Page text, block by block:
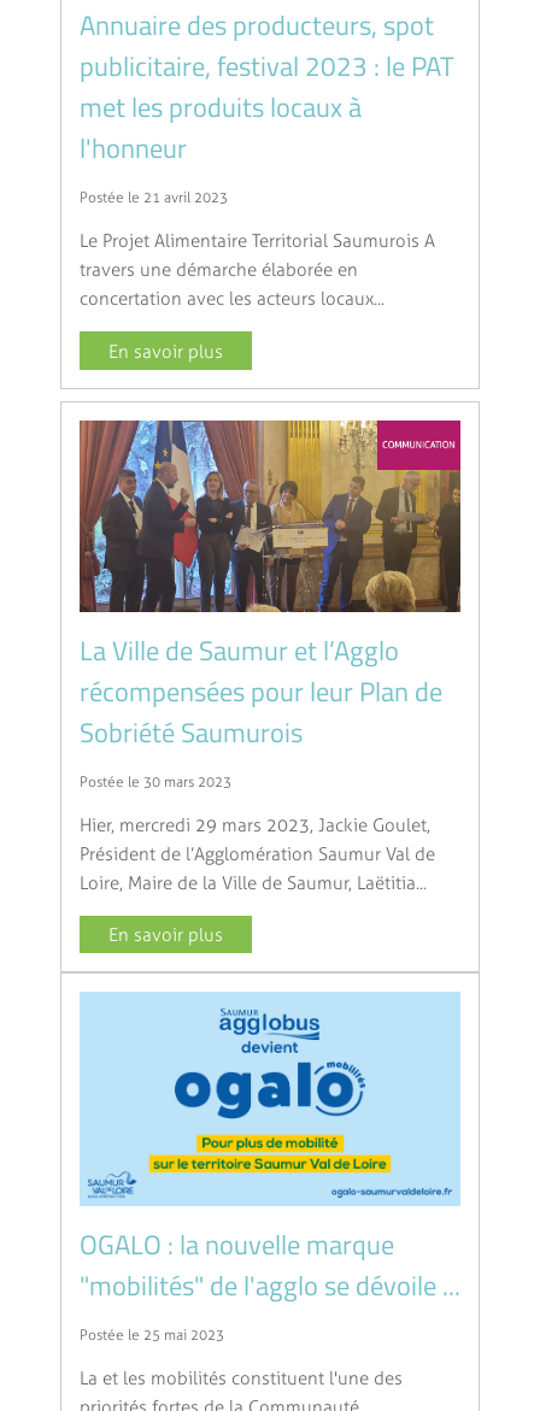
Annuaire des producteurs, spot
publicitaire, festival 2023 : le PAT
met les produits locaux à
l'honneur
Postée le 21 avril 2023
Le Projet Alimentaire Territorial Saumurois A
travers une démarche élaborée en
concertation avec les acteurs locaux...
En savoir plus
La Ville de Saumur et l’Agglo
récompensées pour leur Plan de
Sobriété Saumurois
Postée le 30 mars 2023
Hier, mercredi 29 mars 2023, Jackie Goulet,
Président de l’Agglomération Saumur Val de
Loire, Maire de la Ville de Saumur, Laëtitia...
En savoir plus
OGALO : la nouvelle marque
"mobilités" de l'agglo se dévoile ...
Postée le 25 mai 2023
La et les mobilités constituent l'une des